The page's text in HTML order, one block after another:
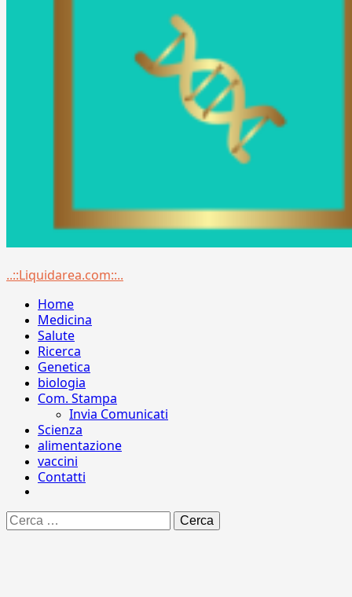
Menu
..::Liquidarea.com::..
Home
Medicina
Salute
Ricerca
Genetica
biologia
Com. Stampa
Invia Comunicati
Scienza
alimentazione
vaccini
Contatti
Ricerca
per: